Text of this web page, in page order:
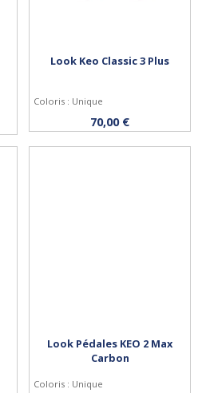
Acheter
Look Keo Classic 3 Plus
Coloris : Unique
70,00 €
Look Pédales KEO 2 Max
Carbon
Coloris : Unique